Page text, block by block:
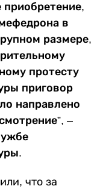
приобретение,
в
размере,
протесту
приговор
направлено
–
что за